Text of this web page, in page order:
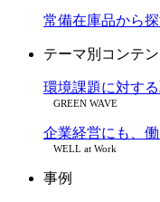
常備在庫品から
テーマ別コンテ
環境課題に対す
GREEN WAVE
企業経営にも、
WELL at Work
事例